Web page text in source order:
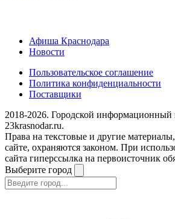
Афиша Краснодара
Новости
Пользовательское соглашение
Политика конфиденциальности
Поставщики
2018-2026. Городской информационный
23krasnodar.ru.
Права на текстовые и другие
сайте, охраняются законом. При
сайта гиперссылка на первоисточник
Выберите город